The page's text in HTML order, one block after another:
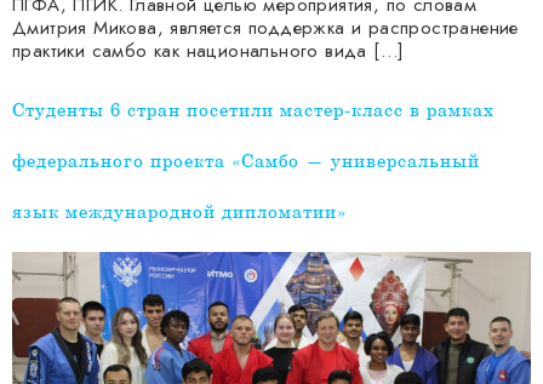
Дмитрия Микова, является поддержка и распространение
практики самбо как национального вида […]
Студенты 6 стран посетили мастер-класс в рамках
федерального проекта «Самбо — универсальный
язык международной дипломатии»